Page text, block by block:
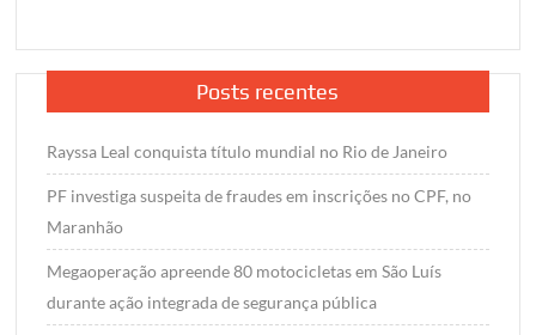
Posts recentes
Rayssa Leal conquista título mundial no Rio de Janeiro
PF investiga suspeita de fraudes em inscrições no CPF, no
Maranhão
Megaoperação apreende 80 motocicletas em São Luís
durante ação integrada de segurança pública